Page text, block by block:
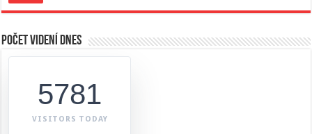
Počet videní dnes
5781
VISITORS TODAY